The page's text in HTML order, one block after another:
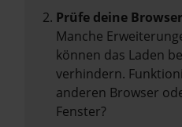
Prüfe deine
Manche
können das Laden
verhindern.
anderen Browser
Fenster?